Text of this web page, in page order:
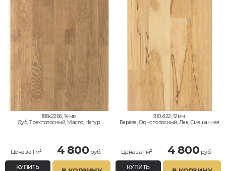
188x2266, 14мм
Дуб, Трехполосный, Масло, Натур
Цена за 1 м² 4 800 руб.
КУПИТЬ
910x122, 12мм
Берёза, Однополосный, Лак, Смешанная
Цена за 1 м² 4 800 руб.
КУПИТЬ